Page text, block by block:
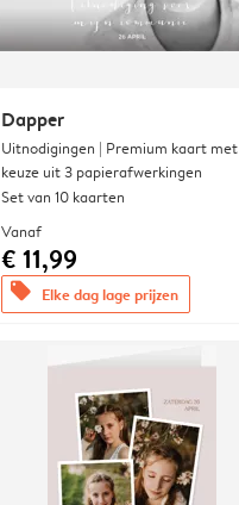
Dapper
Uitnodigingen | Premium kaart met
keuze uit 3 papierafwerkingen
Set van 10 kaarten
Vanaf
€ 11,99
offers Elke dag lage prijzen